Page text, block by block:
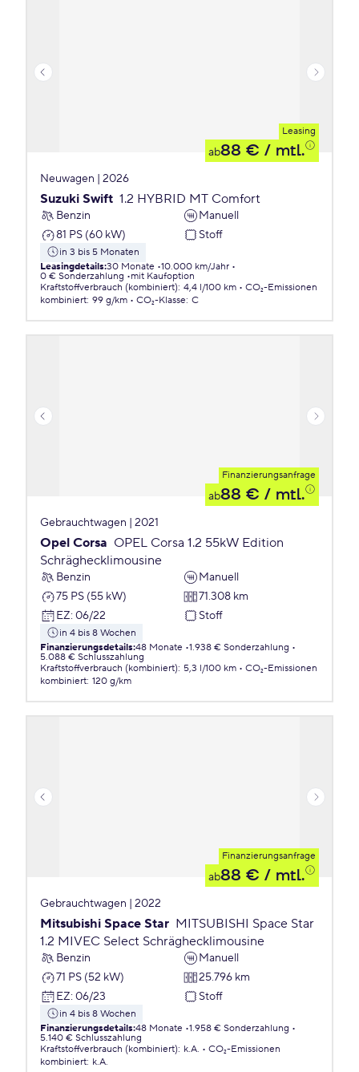
Leasing
ab88 € / mtl.
Neuwagen | 2026
Suzuki Swift 1.2 HYBRID MT Comfort
Benzin
Manuell
81 PS (60 kW)
Stoff
in 3 bis 5 Monaten
Leasingdetails:30 Monate 10.000 km/Jahr
0 € Sonderzahlung
mit Kaufoption
Kraftstoffverbrauch (kombiniert): 4,4 l/100 km
CO₂-Emissionen
kombiniert: 99 g/km CO₂-Klasse: C
Finanzierungsanfrage
ab88 € / mtl.
Gebrauchtwagen | 2021
Opel Corsa OPEL Corsa 1.2 55kW Edition
Schräghecklimousine
Benzin
Manuell
75 PS (55 kW)
71.308 km
EZ: 06/22 Stoff
in 4 bis 8 Wochen
Finanzierungsdetails:48 Monate 1.938 € Sonderzahlung
5.088 € Schlusszahlung
Kraftstoffverbrauch (kombiniert): 5,3 l/100 km
CO₂-Emissionen
kombiniert: 120 g/km
Finanzierungsanfrage
ab88 € / mtl.
Gebrauchtwagen | 2022
Mitsubishi Space Star MITSUBISHI Space Star
1.2 MIVEC Select Schräghecklimousine
Benzin
Manuell
71 PS (52 kW)
25.796 km
EZ: 06/23 Stoff
in 4 bis 8 Wochen
Finanzierungsdetails:48 Monate 1.958 € Sonderzahlung
5.140 € Schlusszahlung
Kraftstoffverbrauch (kombiniert): k.A.
CO₂-Emissionen
kombiniert: k.A.